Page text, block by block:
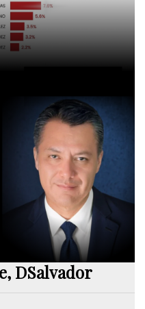
DSalvador